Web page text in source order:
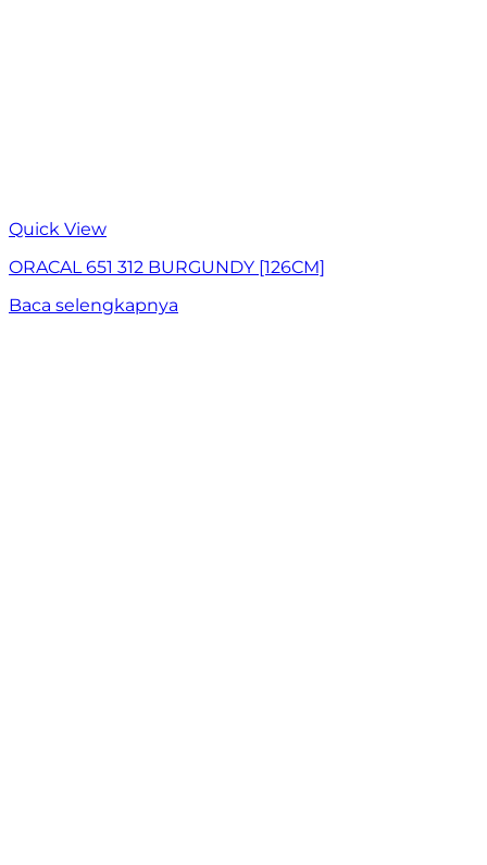
Quick View
ORACAL 651 312 BURGUNDY [126CM]
Baca selengkapnya